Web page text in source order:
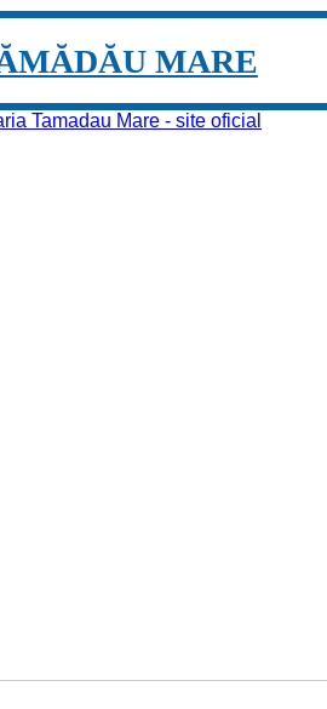
MARE